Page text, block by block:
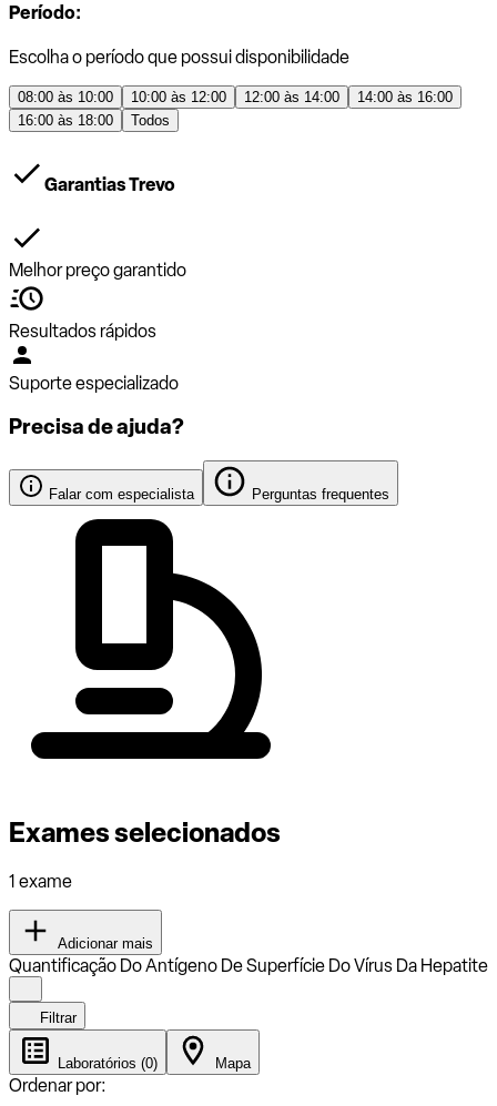
Período:
Escolha o período que possui disponibilidade
08:00 às 10:00 10:00 às 12:00 12:00 às 14:00
14:00 às 16:00
16:00 às 18:00
Todos
Garantias Trevo
Melhor preço garantido
Resultados rápidos
Suporte especializado
Precisa de ajuda?
Falar com especialista Perguntas frequentes
Exames selecionados
1 exame
Adicionar mais
Quantificação Do Antígeno De Superfície Do Vírus Da Hepatite
Filtrar
Laboratórios (0) Mapa
Ordenar por: